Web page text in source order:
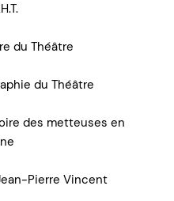
du Théâtre
du Théâtre
des metteuses en
Pierre Vincent